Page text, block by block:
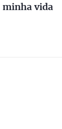
minha vida